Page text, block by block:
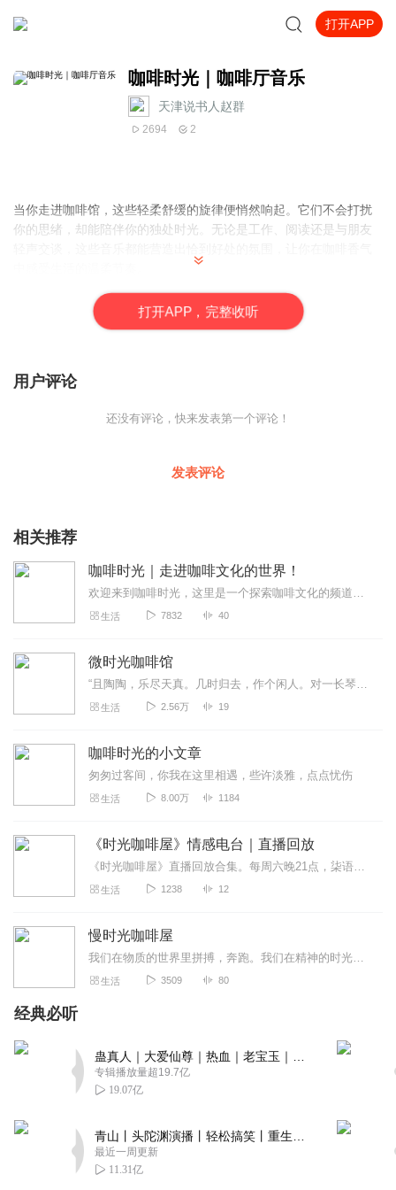
打开APP
咖啡时光｜咖啡厅音乐
天津说书人赵群
2694 2
当你走进咖啡馆，这些轻柔舒缓的旋律便悄然响起。它们不会打扰
你的思绪，却能陪伴你的独处时光。无论是工作、阅读还是与朋友
打开APP，完整收听
用户评论
还没有评论，快来发表第一个评论！
发表评论
相关推荐
咖啡时光｜走进咖啡文化的世界！
欢迎来到咖啡时光，这里是一个探索咖啡文化的频道。我们的目标是通过与业内专家的交流、品尝咖啡的不同方式、介绍咖啡文化和故事等方式，向您展示咖啡的魅力和多样性。我们...
生活 7832 40
微时光咖啡馆
“且陶陶，乐尽天真。几时归去，作个闲人。对一长琴，一壶酒，一溪云。”时间是最好的礼物，你能做的是接受岁月所给予的一切。我是有声主播微，我不是女神，我只是一个认真...
生活 2.56万 19
咖啡时光的小文章
匆匆过客间，你我在这里相遇，些许淡雅，点点忧伤
生活 8.00万 1184
《时光咖啡屋》情感电台｜直播回放
《时光咖啡屋》直播回放合集。每周六晚21点，柒语时光直播间，等你来。——千百个爱情故事，总有一个能拨动你的心弦。——在时光长廊中，一起聆听、畅聊经典爱情书籍、电...
生活 1238 12
慢时光咖啡屋
我们在物质的世界里拼搏，奔跑。我们在精神的时光里追逐，打闹。回不去的叫往事，看不穿的是未来，此时，不管你在哪，拥有什么，经历什么，乐尘都会陪着你一起哭，一起笑，...
生活 3509 80
经典必听
专辑播放量超19.7亿
19.07亿
最近一周更新
11.31亿